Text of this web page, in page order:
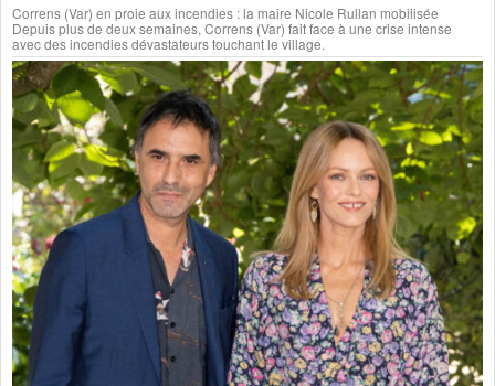
Correns (Var) en proie aux incendies : la maire Nicole Rullan mobilisée
Depuis plus de deux semaines, Correns (Var) fait face à une crise intense
avec des incendies dévastateurs touchant le village.